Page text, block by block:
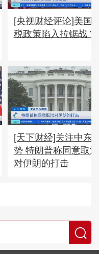
[央视财经评论]美国
税政策陷入拉锯战？
[天下财经]关注中东
势 特朗普称同意取消
对伊朗的打击